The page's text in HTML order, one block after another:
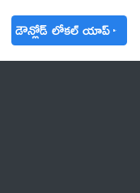
డౌన్లోడ్ లోకల్ యాప్